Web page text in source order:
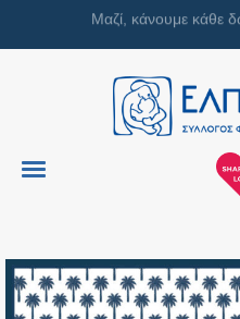
Μαζί, κάνουμε κάθε